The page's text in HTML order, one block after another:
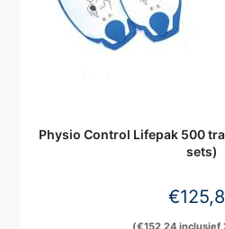
Physio Control Lifepak 500
sets)
€
(€152,24inclusief